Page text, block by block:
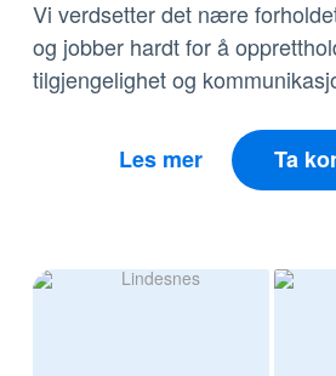
Vi verdsetter det nære
og jobber hardt for å
tilgjengelighet og
Ta
Les mer